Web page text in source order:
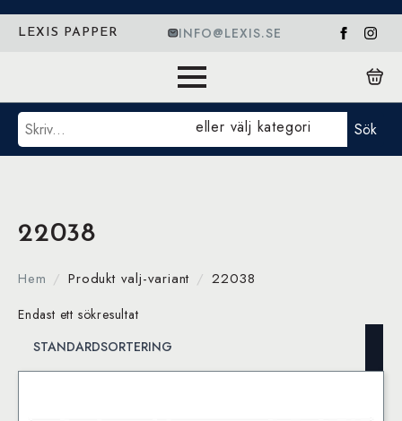
LEXIS PAPPER INFO@LEXIS.SE
Sök eller välj kategori Sök
22038
Hem Produkt valj-variant 22038
Endast ett sökresultat